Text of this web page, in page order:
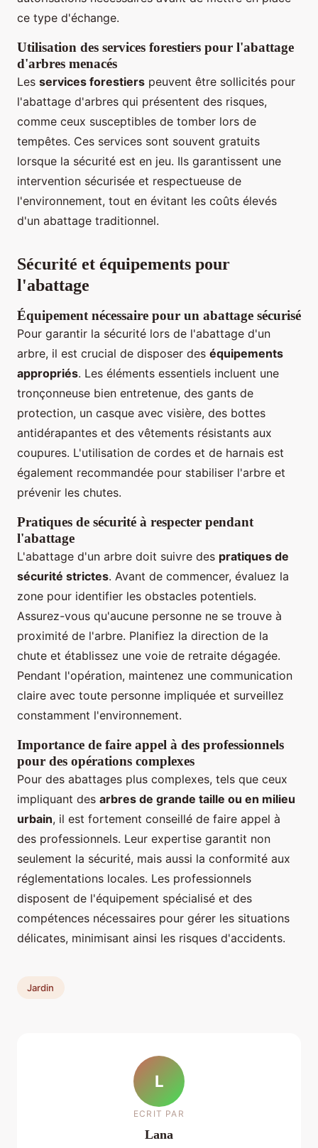
ce type d'échange.
Utilisation des services forestiers pour l'abattage
d'arbres menacés
Les services forestiers peuvent être sollicités pour
l'abattage d'arbres qui présentent des risques,
comme ceux susceptibles de tomber lors de
tempêtes. Ces services sont souvent gratuits
lorsque la sécurité est en jeu. Ils garantissent une
intervention sécurisée et respectueuse de
l'environnement, tout en évitant les coûts élevés
d'un abattage traditionnel.
Sécurité et équipements pour
l'abattage
Équipement nécessaire pour un abattage sécurisé
Pour garantir la sécurité lors de l'abattage d'un
arbre, il est crucial de disposer des équipements
appropriés. Les éléments essentiels incluent une
tronçonneuse bien entretenue, des gants de
protection, un casque avec visière, des bottes
antidérapantes et des vêtements résistants aux
coupures. L'utilisation de cordes et de harnais est
également recommandée pour stabiliser l'arbre et
prévenir les chutes.
Pratiques de sécurité à respecter pendant
l'abattage
L'abattage d'un arbre doit suivre des pratiques de
sécurité strictes. Avant de commencer, évaluez la
zone pour identifier les obstacles potentiels.
Assurez-vous qu'aucune personne ne se trouve à
proximité de l'arbre. Planifiez la direction de la
chute et établissez une voie de retraite dégagée.
Pendant l'opération, maintenez une communication
claire avec toute personne impliquée et surveillez
constamment l'environnement.
Importance de faire appel à des professionnels
pour des opérations complexes
Pour des abattages plus complexes, tels que ceux
impliquant des arbres de grande taille ou en milieu
urbain, il est fortement conseillé de faire appel à
des professionnels. Leur expertise garantit non
seulement la sécurité, mais aussi la conformité aux
réglementations locales. Les professionnels
disposent de l'équipement spécialisé et des
compétences nécessaires pour gérer les situations
délicates, minimisant ainsi les risques d'accidents.
Jardin
L
ECRIT PAR
Lana